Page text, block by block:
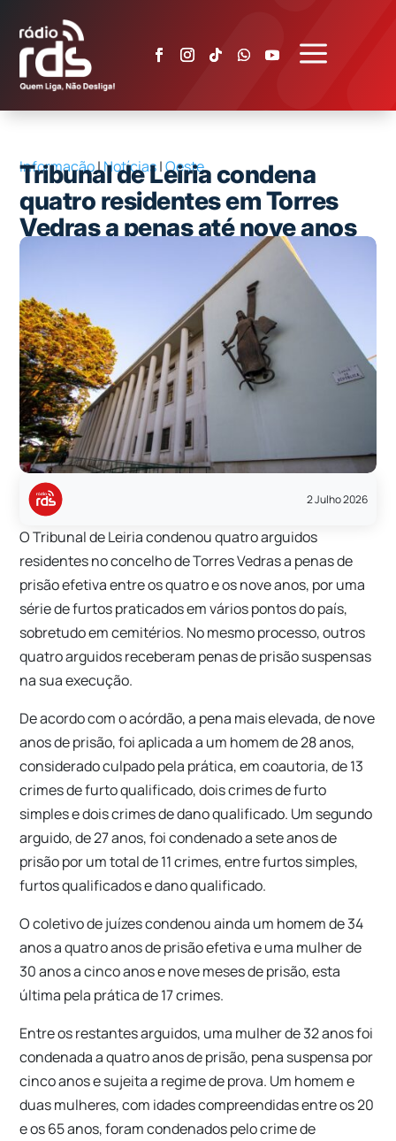
a
Informação|Notícias|Oeste
Tribunal de Leiria condena
quatro residentes em Torres
Vedras a penas até nove anos
por furtos em cemitérios
2 Julho 2026
O Tribunal de Leiria condenou quatro arguidos
residentes no concelho de Torres Vedras a penas de
prisão efetiva entre os quatro e os nove anos, por uma
série de furtos praticados em vários pontos do país,
sobretudo em cemitérios. No mesmo processo, outros
quatro arguidos receberam penas de prisão suspensas
na sua execução.
De acordo com o acórdão, a pena mais elevada, de nove
anos de prisão, foi aplicada a um homem de 28 anos,
considerado culpado pela prática, em coautoria, de 13
crimes de furto qualificado, dois crimes de furto
simples e dois crimes de dano qualificado. Um segundo
arguido, de 27 anos, foi condenado a sete anos de
prisão por um total de 11 crimes, entre furtos simples,
furtos qualificados e dano qualificado.
O coletivo de juízes condenou ainda um homem de 34
anos a quatro anos de prisão efetiva e uma mulher de
30 anos a cinco anos e nove meses de prisão, esta
última pela prática de 17 crimes.
Entre os restantes arguidos, uma mulher de 32 anos foi
condenada a quatro anos de prisão, pena suspensa por
cinco anos e sujeita a regime de prova. Um homem e
duas mulheres, com idades compreendidas entre os 20
e os 65 anos, foram condenados pelo crime de